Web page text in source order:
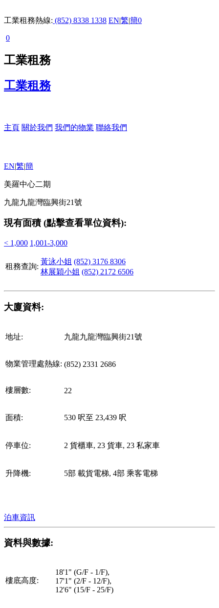
工業租務熱線: (852) 8338 1338 EN|繁|簡0
0
工業租務
工業租務
主頁 關於我們 我們的物業 聯絡我們
EN|繁|簡
美羅中心二期
九龍九龍灣臨興街21號
現有面積 (點擊查看單位資料):
< 1,000 1,001-3,000
租務查詢:
黃泳小姐 (852) 3176 8306
林展穎小姐 (852) 2172 6506
大廈資料:
地址: 九龍九龍灣臨興街21號
物業管理處熱線: (852) 2331 2686
樓層數: 22
面積: 530 呎至 23,439 呎
停車位: 2 貨櫃車, 23 貨車, 23 私家車
升降機: 5部 載貨電梯, 4部 乘客電梯
泊車資訊
資料與數據:
樓底高度:
18'1" (G/F - 1/F),
17'1" (2/F - 12/F),
12'6" (15/F - 25/F)